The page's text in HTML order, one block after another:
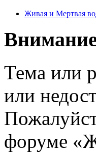
Живая и Мертвая
Тема или
или
форуме